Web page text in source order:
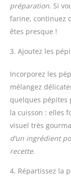
préparation. Si
farine, continuez
êtes presque !
3. Ajoutez les
Incorporez les
mélangez
quelques pépites
la cuisson : elles
visuel très
d’un ingrédient
recette.
4. Répartissez la